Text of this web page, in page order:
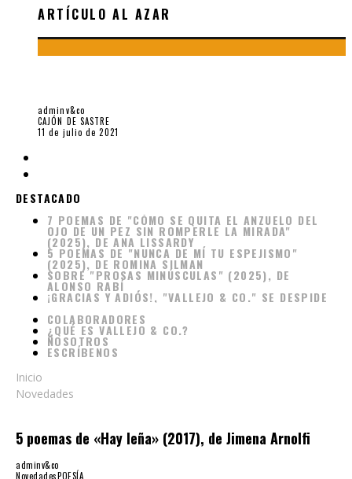
ARTÍCULO AL AZAR
adminv&co
CAJÓN DE SASTRE
11 de julio de 2021
DESTACADO7 POEMAS DE "CÓMO SE QUITA EL ANZUELO DEL
OJO DE UN PEZ SIN ROMPERLE LA MIRADA"
(2025), DE ANA LISSARDY
5 POEMAS DE "NUNCA DE MÍ TU ESPEJISMO"
(2025), DE ROMINA SILMAN
SOBRE "PROSAS MINÚSCULAS" (2025), DE
ALONSO RABÍ
¡GRACIAS Y ADIÓS!, "VALLEJO & CO." SE DESPIDE
COLABORADORES
¿QUÉ ES VALLEJO & CO.?
NOSOTROS
ESCRÍBENOS
Inicio
adminv&co
Novedades
8 de diciembre de 2018